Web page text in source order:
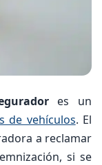
es un
de vehículos. El
a reclamar
si se